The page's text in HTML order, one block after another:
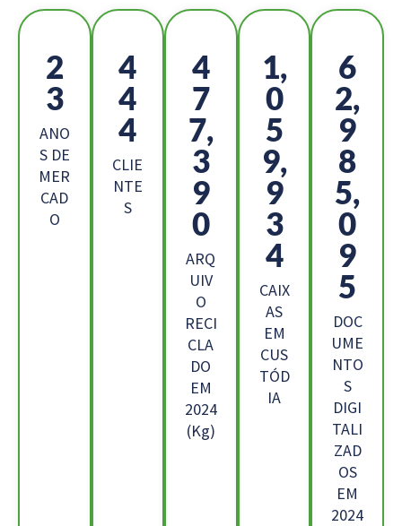
2
5
ANO
S DE
MER
CAD
O
4
8
5
CLIE
NTE
S
5
2
1,
0
3
7
ARQ
UIV
O
RECI
CLA
DO
EM
2024
(Kg)
1,
1
5
6,
8
4
2
CAIX
AS
EM
CUS
TÓD
IA
6
8,
7
4
3,
7
2
7
DOC
UME
NTO
S
DIGI
TALI
ZAD
OS
EM
2024